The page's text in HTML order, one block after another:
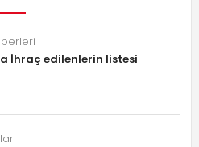
İhraç edilenlerin listesi